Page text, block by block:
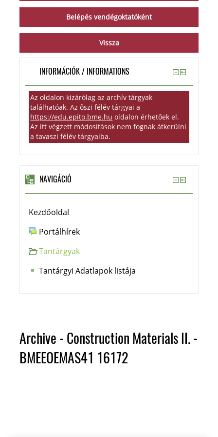
INFORMÁCIÓK / INFORMATIONS
Az oldalon kizárólag az archív tárgyak
találhatóak. Az őszi félév tárgyai a
https://edu.epito.bme.hu oldalon érhetőek el.
Az itt végzett módosítások nem fognak átkerülni
a tavaszi félév tárgyaiba.
NAVIGÁCIÓ
Kezdőoldal
Portálhírek
Tantárgyak
Tantárgyi Adatlapok listája
Archive - Construction Materials II. -
BMEEOEMAS41 16172